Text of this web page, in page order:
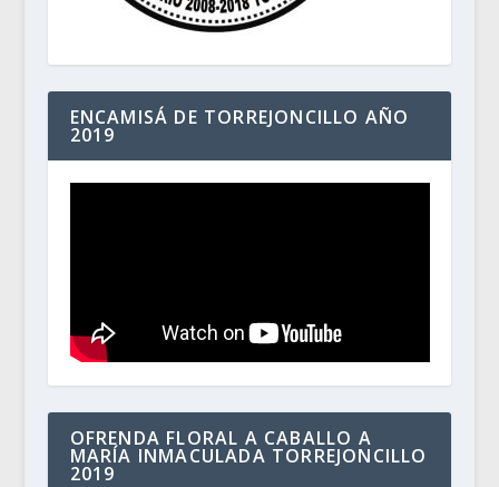
ENCAMISÁ DE TORREJONCILLO AÑO
2019
OFRENDA FLORAL A CABALLO A
MARÍA INMACULADA TORREJONCILLO
2019